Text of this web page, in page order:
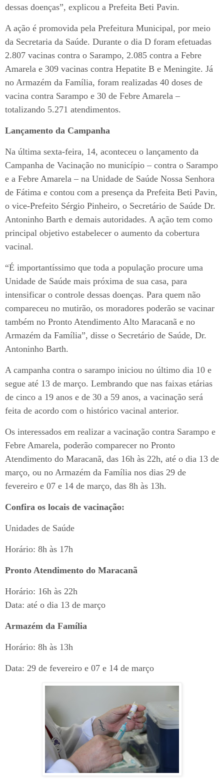
dessas doenças”, explicou a Prefeita Beti Pavin.
A ação é promovida pela Prefeitura Municipal, por meio
da Secretaria da Saúde. Durante o dia D foram efetuadas
2.807 vacinas contra o Sarampo, 2.085 contra a Febre
Amarela e 309 vacinas contra Hepatite B e Meningite. Já
no Armazém da Família, foram realizadas 40 doses de
vacina contra Sarampo e 30 de Febre Amarela –
totalizando 5.271 atendimentos.
Lançamento da Campanha
Na última sexta-feira, 14, aconteceu o lançamento da
Campanha de Vacinação no município – contra o Sarampo
e a Febre Amarela – na Unidade de Saúde Nossa Senhora
de Fátima e contou com a presença da Prefeita Beti Pavin,
o vice-Prefeito Sérgio Pinheiro, o Secretário de Saúde Dr.
Antoninho Barth e demais autoridades. A ação tem como
principal objetivo estabelecer o aumento da cobertura
vacinal.
“É importantíssimo que toda a população procure uma
Unidade de Saúde mais próxima de sua casa, para
intensificar o controle dessas doenças. Para quem não
compareceu no mutirão, os moradores poderão se vacinar
também no Pronto Atendimento Alto Maracanã e no
Armazém da Família”, disse o Secretário de Saúde, Dr.
Antoninho Barth.
A campanha contra o sarampo iniciou no último dia 10 e
segue até 13 de março. Lembrando que nas faixas etárias
de cinco a 19 anos e de 30 a 59 anos, a vacinação será
feita de acordo com o histórico vacinal anterior.
Os interessados em realizar a vacinação contra Sarampo e
Febre Amarela, poderão comparecer no Pronto
Atendimento do Maracanã, das 16h às 22h, até o dia 13 de
março, ou no Armazém da Família nos dias 29 de
fevereiro e 07 e 14 de março, das 8h às 13h.
Confira os locais de vacinação:
Unidades de Saúde
Horário: 8h às 17h
Pronto Atendimento do Maracanã
Horário: 16h às 22h
Data: até o dia 13 de março
Armazém da Família
Horário: 8h às 13h
Data: 29 de fevereiro e 07 e 14 de março